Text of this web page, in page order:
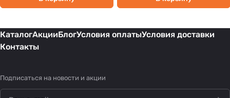
КаталогАкцииБлогУсловия оплатыУсловия доставки
Контакты
Подписаться на новости и акции